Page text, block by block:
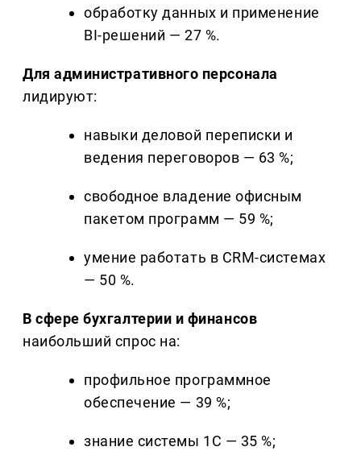
обработку данных и применение
BI-решений — 27 %.
Для административного персонала
лидируют:
навыки деловой переписки и
ведения переговоров — 63 %;
свободное владение офисным
пакетом программ — 59 %;
умение работать в CRM-системах
— 50 %.
В сфере бухгалтерии и финансов
наибольший спрос на:
профильное программное
обеспечение — 39 %;
знание системы 1С — 35 %;